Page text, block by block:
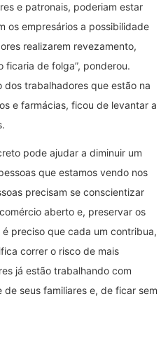
e patronais, poderiam estar
os empresários a possibilidade
realizarem revezamento,
ficaria de folga”, ponderou.
trabalhadores que estão na
e farmácias, ficou de levantar a
pode ajudar a diminuir um
que estamos vendo nos
precisam se conscientizar
aberto e, preservar os
preciso que cada um contribua,
correr o risco de mais
já estão trabalhando com
seus familiares e, de ficar sem